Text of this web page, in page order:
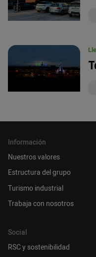
Información
Nuestros valores
Estructura del grupo
Turismo industrial
Trabaja con nosotros
Social
RSC y sostenibilidad